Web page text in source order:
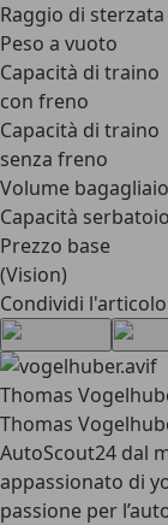
Raggio di sterzata
Peso a vuoto
Capacità di traino
con freno
Capacità di traino
senza freno
Volume bagagliaio
Capacità serbatoio
Prezzo base
(Vision)
Condividi l'articolo
Thomas
Thomas
AutoScout24 dal
appassionato di
passione per